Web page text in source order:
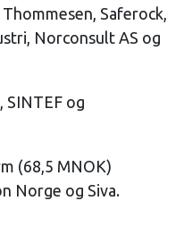
Saferock,
Norconsult AS og
SINTEF og
(68,5 MNOK)
Norge og Siva.